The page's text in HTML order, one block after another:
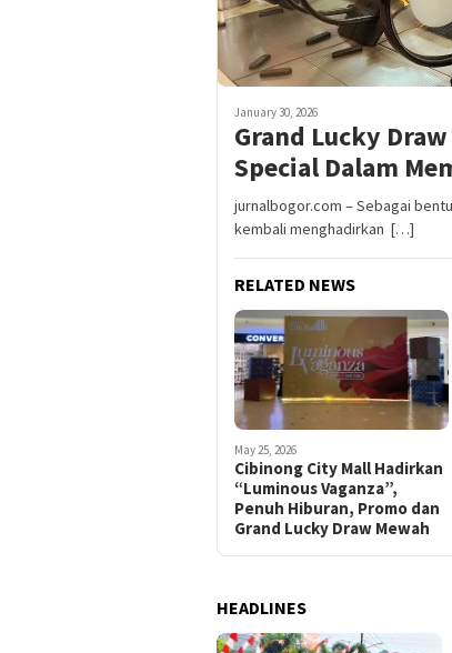
January 30, 2026
Grand Lucky
Special Dalam
jurnalbogor.com – Sebagai
kembali menghadirkan […]
RELATED NEWS
May 25, 2026
Cibinong City Mall Hadirkan
“Luminous Vaganza”,
Penuh Hiburan, Promo dan
Grand Lucky Draw Mewah
HEADLINES